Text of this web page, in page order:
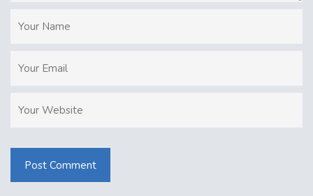
Post Comment